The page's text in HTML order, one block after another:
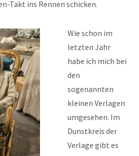
Takt ins Rennen schicken.
Wie schon im
letzten Jahr
habe ich mich bei
den
sogenannten
kleinen Verlagen
umgesehen. Im
Dunstkreis der
Verlage gibt es